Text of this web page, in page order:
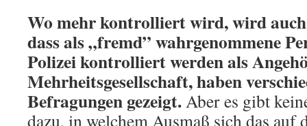
Wo mehr kontrolliert wird, wird
dass als „fremd” wahrgenommene
Polizei kontrolliert werden als
Mehrheitsgesellschaft, haben
Befragungen gezeigt.Aber es gibt
dazu, in welchem Ausmaß sich das auf